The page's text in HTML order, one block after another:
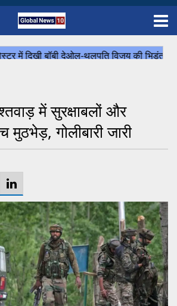
में सुरक्षाबलों और
गोलीबारी जारी